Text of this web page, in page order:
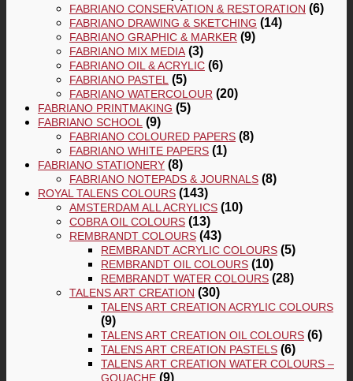
FABRIANO CONSERVATION & RESTORATION (6)
FABRIANO DRAWING & SKETCHING (14)
FABRIANO GRAPHIC & MARKER (9)
FABRIANO MIX MEDIA (3)
FABRIANO OIL & ACRYLIC (6)
FABRIANO PASTEL (5)
FABRIANO WATERCOLOUR (20)
FABRIANO PRINTMAKING (5)
FABRIANO SCHOOL (9)
FABRIANO COLOURED PAPERS (8)
FABRIANO WHITE PAPERS (1)
FABRIANO STATIONERY (8)
FABRIANO NOTEPADS & JOURNALS (8)
ROYAL TALENS COLOURS (143)
AMSTERDAM ALL ACRYLICS (10)
COBRA OIL COLOURS (13)
REMBRANDT COLOURS (43)
REMBRANDT ACRYLIC COLOURS (5)
REMBRANDT OIL COLOURS (10)
REMBRANDT WATER COLOURS (28)
TALENS ART CREATION (30)
TALENS ART CREATION ACRYLIC COLOURS
(9)
TALENS ART CREATION OIL COLOURS (6)
TALENS ART CREATION PASTELS (6)
TALENS ART CREATION WATER COLOURS –
GOUACHE (9)